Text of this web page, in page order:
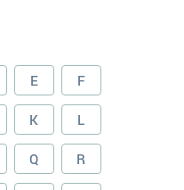
E F
K L
Q R